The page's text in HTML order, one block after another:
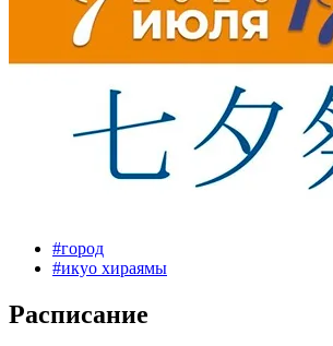
#город
#икуо хираямы
Расписание